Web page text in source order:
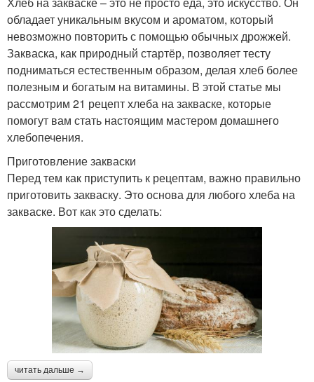
обладает уникальным вкусом и ароматом, который
невозможно повторить с помощью обычных дрожжей.
Закваска, как природный стартёр, позволяет тесту
подниматься естественным образом, делая хлеб более
полезным и богатым на витамины. В этой статье мы
рассмотрим 21 рецепт хлеба на закваске, которые
помогут вам стать настоящим мастером домашнего
хлебопечения.
Приготовление закваски
Перед тем как приступить к рецептам, важно правильно
приготовить закваску. Это основа для любого хлеба на
закваске. Вот как это сделать:
читать дальше →